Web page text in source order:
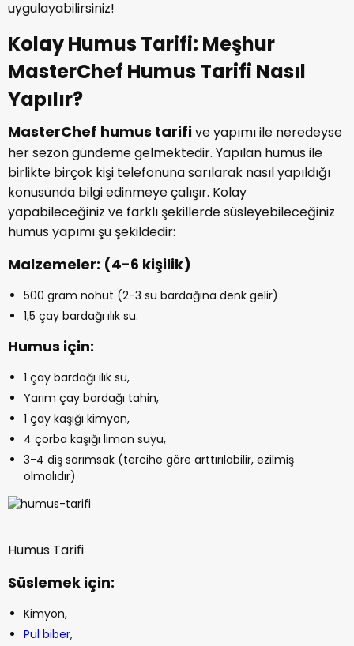
uygulayabilirsiniz!
Kolay Humus Tarifi: Meşhur
MasterChef Humus Tarifi Nasıl
Yapılır?
MasterChef humus tarifive yapımı ile neredeyse
her sezon gündeme gelmektedir. Yapılan humus ile
birlikte birçok kişi telefonuna sarılarak nasıl yapıldığı
konusunda bilgi edinmeye çalışır. Kolay
yapabileceğiniz ve farklı şekillerde süsleyebileceğiniz
humus yapımı şu şekildedir:
Malzemeler: (4-6 kişilik)
500 gram nohut (2-3 su bardağına denk gelir)
1,5 çay bardağı ılık su.
Humus için:
1 çay bardağı ılık su,
Yarım çay bardağı tahin,
1 çay kaşığı kimyon,
4 çorba kaşığı limon suyu,
3-4 diş sarımsak (tercihe göre arttırılabilir, ezilmiş
olmalıdır)
Humus Tarifi
Süslemek için:
Kimyon,
Pul biber,